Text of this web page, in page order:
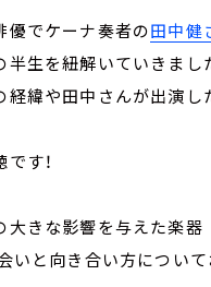
優でケーナ奏者の田中健
生を紐解いていきまし
経緯や田中さんが出演し
す！
大きな影響を与えた楽器
会いと向き合い方につい